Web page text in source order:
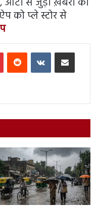
को प्ले स्टोर से
PinterestReddit VKontakteShare via Email